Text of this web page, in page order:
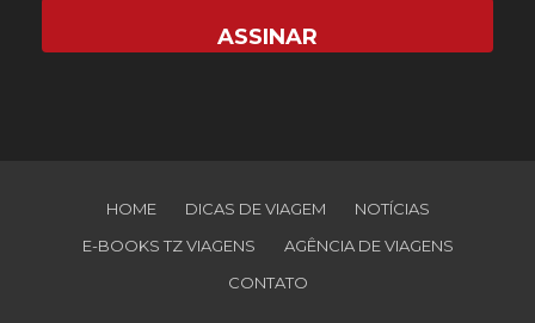
HOME DICAS DE VIAGEM
NOTÍCIAS
E-BOOKS TZ VIAGENS
AGÊNCIA DE VIAGENS
CONTATO